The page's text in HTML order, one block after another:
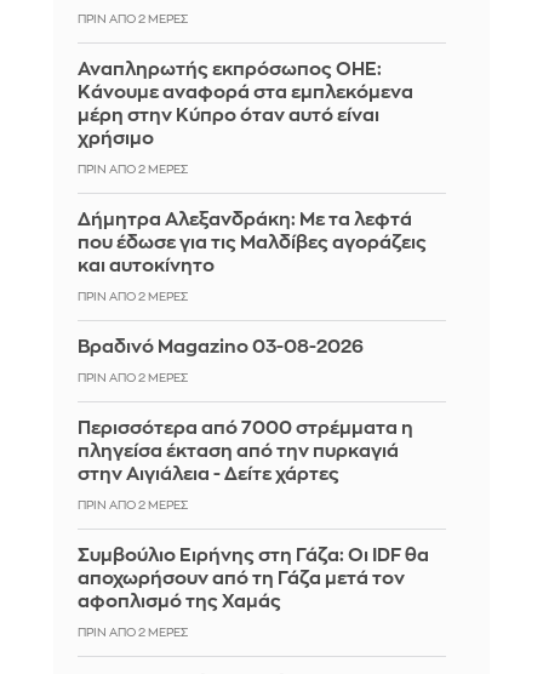
ΠΡΙΝ ΑΠΌ 2 ΜΈΡΕΣ
Αναπληρωτής εκπρόσωπος ΟΗΕ:
Κάνουμε αναφορά στα εμπλεκόμενα
μέρη στην Κύπρο όταν αυτό είναι
χρήσιμο
ΠΡΙΝ ΑΠΌ 2 ΜΈΡΕΣ
Δήμητρα Αλεξανδράκη: Με τα λεφτά
που έδωσε για τις Μαλδίβες αγοράζεις
και αυτοκίνητο
ΠΡΙΝ ΑΠΌ 2 ΜΈΡΕΣ
Βραδινό Magazino 03-08-2026
ΠΡΙΝ ΑΠΌ 2 ΜΈΡΕΣ
Περισσότερα από 7000 στρέμματα η
πληγείσα έκταση από την πυρκαγιά
στην Αιγιάλεια - Δείτε χάρτες
ΠΡΙΝ ΑΠΌ 2 ΜΈΡΕΣ
Συμβούλιο Ειρήνης στη Γάζα: Οι IDF θα
αποχωρήσουν από τη Γάζα μετά τον
αφοπλισμό της Χαμάς
ΠΡΙΝ ΑΠΌ 2 ΜΈΡΕΣ